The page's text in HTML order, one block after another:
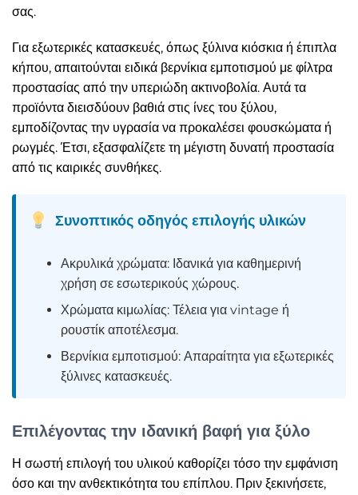
σας.
Για εξωτερικές κατασκευές, όπως ξύλινα κιόσκια ή έπιπλα
κήπου, απαιτούνται ειδικά βερνίκια εμποτισμού με φίλτρα
προστασίας από την υπεριώδη ακτινοβολία. Αυτά τα
προϊόντα διεισδύουν βαθιά στις ίνες του ξύλου,
εμποδίζοντας την υγρασία να προκαλέσει φουσκώματα ή
ρωγμές. Έτσι, εξασφαλίζετε τη μέγιστη δυνατή προστασία
από τις καιρικές συνθήκες.
Συνοπτικός οδηγός επιλογής υλικών
Ακρυλικά χρώματα: Ιδανικά για καθημερινή
χρήση σε εσωτερικούς χώρους.
Χρώματα κιμωλίας: Τέλεια για vintage ή
ρουστίκ αποτέλεσμα.
Βερνίκια εμποτισμού: Απαραίτητα για εξωτερικές
ξύλινες κατασκευές.
Επιλέγοντας την ιδανική βαφή για ξύλο
Η σωστή επιλογή του υλικού καθορίζει τόσο την εμφάνιση
όσο και την ανθεκτικότητα του επίπλου. Πριν ξεκινήσετε,